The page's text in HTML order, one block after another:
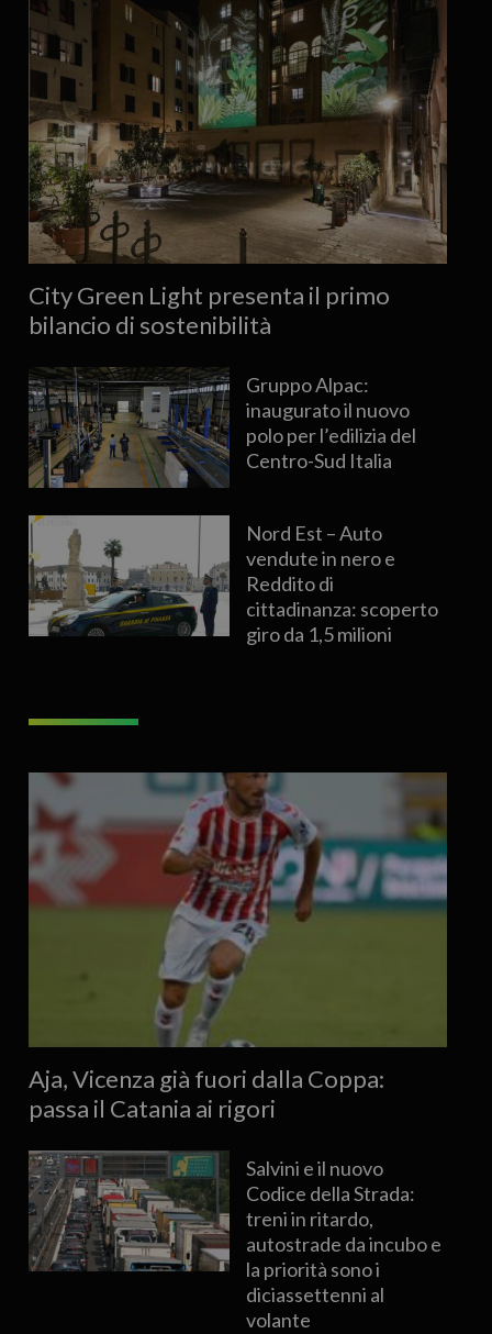
City Green Light presenta il primo
bilancio di sostenibilità
Gruppo Alpac:
inaugurato il nuovo
polo per l’edilizia del
Centro-Sud Italia
Nord Est – Auto
vendute in nero e
Reddito di
cittadinanza: scoperto
giro da 1,5 milioni
Aja, Vicenza già fuori dalla Coppa:
passa il Catania ai rigori
Salvini e il nuovo
Codice della Strada:
treni in ritardo,
autostrade da incubo e
la priorità sono i
diciassettenni al
volante